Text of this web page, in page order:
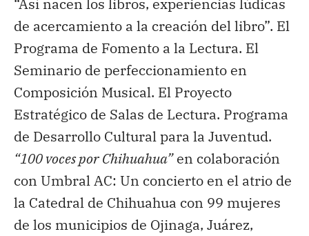
de acercamiento a la creación del libro”. El
Programa de Fomento a la Lectura. El
Seminario de perfeccionamiento en
Composición Musical. El Proyecto
Estratégico de Salas de Lectura. Programa
de Desarrollo Cultural para la Juventud.
“100 voces por Chihuahua”en colaboración
con Umbral AC: Un concierto en el atrio de
la Catedral de Chihuahua con 99 mujeres
de los municipios de Ojinaga, Juárez,